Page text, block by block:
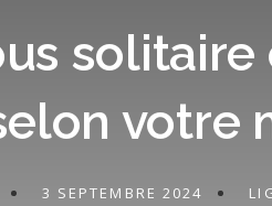
solitaire
votre
3 SEPTEMBRE 2024